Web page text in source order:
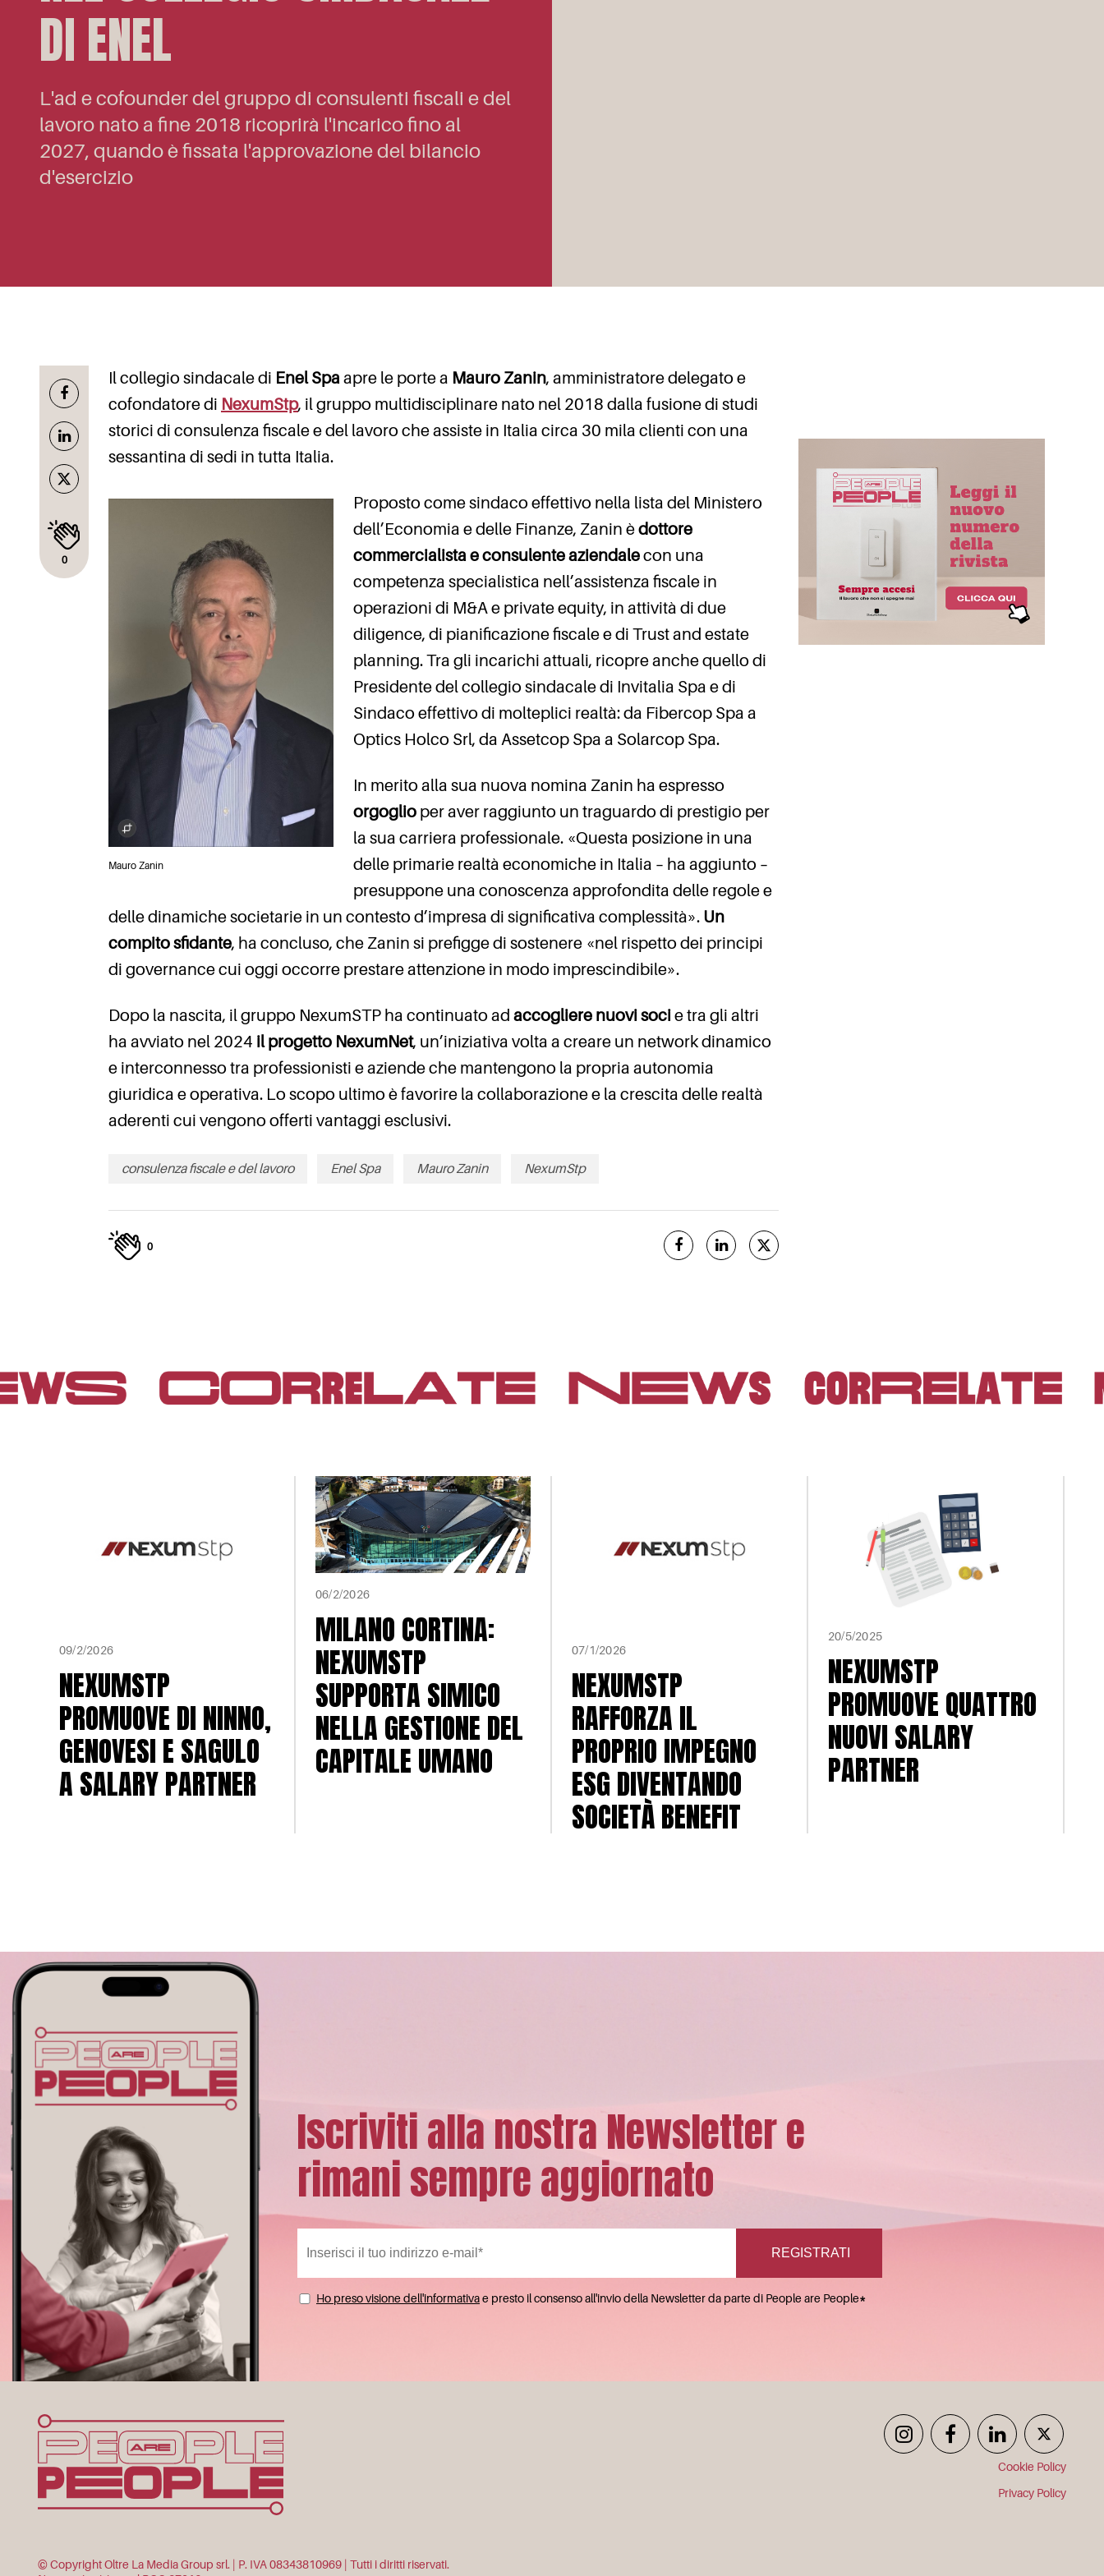
DI ENEL
L'ad e cofounder del gruppo di consulenti fiscali e del
lavoro nato a fine 2018 ricoprirà l'incarico fino al
2027, quando è fissata l'approvazione del bilancio
d'esercizio
0
Il collegio sindacale di Enel Spaapre le porte a Mauro Zanin, amministratore delegato e
cofondatore di NexumStp, il gruppo multidisciplinare nato nel 2018 dalla fusione di studi
storici di consulenza fiscale e del lavoro che assiste in Italia circa 30 mila clienti con una
sessantina di sedi in tutta Italia.
Mauro Zanin
Proposto come sindaco effettivo nella lista del Ministero
dell’Economia e delle Finanze, Zanin èdottore
commercialista e consulente aziendalecon una
competenza specialistica nell’assistenza fiscale in
operazioni di M&A e private equity, in attività di due
diligence, di pianificazione fiscale e di Trust and estate
planning. Tra gli incarichi attuali, ricopre anche quello di
Presidente del collegio sindacale di Invitalia Spa e di
Sindaco effettivo di molteplici realtà: da Fibercop Spa a
Optics Holco Srl, da Assetcop Spa a Solarcop Spa.
In merito alla sua nuova nomina Zanin ha espresso
orgoglio per aver raggiunto un traguardo di prestigio per
la sua carriera professionale. «Questa posizione in una
delle primarie realtà economiche in Italia – ha aggiunto –
presuppone una conoscenza approfondita delle regole e
delle dinamiche societarie in un contesto d’impresa di significativa complessità». Un
compito sfidante, ha concluso, che Zanin si prefigge di sostenere «nel rispetto dei principi
di governance cui oggi occorre prestare attenzione in modo imprescindibile».
Dopo la nascita, il gruppo NexumSTP ha continuato ad accogliere nuovi socie tra gli altri
ha avviato nel 2024 il progetto NexumNet, un’iniziativa volta a creare un network dinamico
e interconnesso tra professionisti e aziende che mantengono la propria autonomia
giuridica e operativa. Lo scopo ultimo è favorire la collaborazione e la crescita delle realtà
aderenti cui vengono offerti vantaggi esclusivi.
consulenza fiscale e del lavoro Enel Spa Mauro Zanin NexumStp
0
09/2/2026
NEXUMSTP
PROMUOVE DI NINNO,
GENOVESI E SAGULO
A SALARY PARTNER
06/2/2026
MILANO CORTINA:
NEXUMSTP
SUPPORTA SIMICO
NELLA GESTIONE DEL
CAPITALE UMANO
07/1/2026
NEXUMSTP
RAFFORZA IL
PROPRIO IMPEGNO
ESG DIVENTANDO
SOCIETÀ BENEFIT
20/5/2025
NEXUMSTP
PROMUOVE QUATTRO
NUOVI SALARY
PARTNER
Iscriviti alla nostra Newsletter e
rimani sempre aggiornato
Ho preso visione dell'informativae presto il consenso all'invio della Newsletter da parte di People are People*
Cookie Policy
Privacy Policy
© Copyright Oltre La Media Group srl. | P. IVA 08343810969 | Tutti i diritti riservati.